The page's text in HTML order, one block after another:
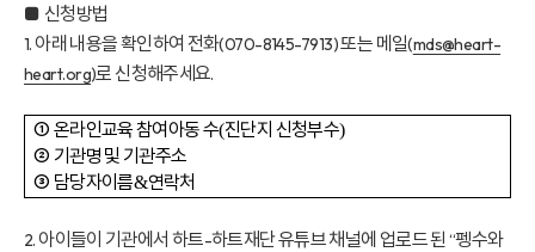
■ 신청방법
1.아래 내용을 확인하여 전화(070-8145-7913)또는 메일(mds@heart-
heart.org)로 신청해주세요.
① 온라인교육 참여아동 수(진단지 신청부수)
② 기관명 및 기관주소
③ 담당자이름&연락처
2.아이들이 기관에서 하트-하트재단 유튜브 채널에 업로드 된 “펭수와